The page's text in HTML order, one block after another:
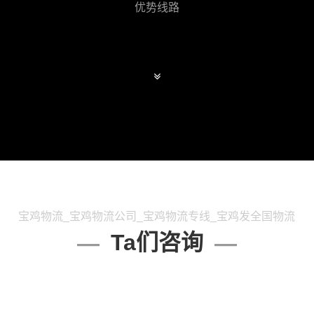
优势线路
宝鸡物流_宝鸡物流公司_宝鸡物流专线_宝鸡发全国物流
Ta们咨询